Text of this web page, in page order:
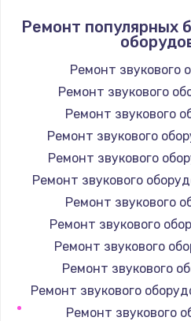
Ремонт популярных
Ремонт звукового
Ремонт звукового
Ремонт звукового
Ремонт звукового
Ремонт звукового
Ремонт звукового
Ремонт звукового
Ремонт звукового
Ремонт звукового
Ремонт звукового
Ремонт звукового
Ремонт звукового